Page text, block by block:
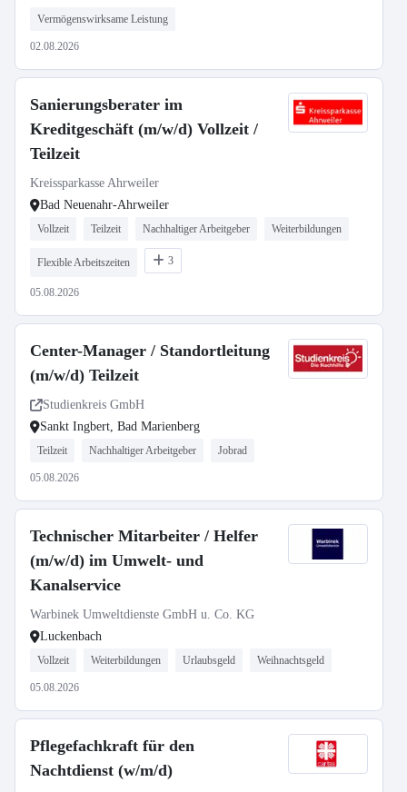
Vermögenswirksame Leistung
02.08.2026
Sanierungsberater im
Kreditgeschäft (m/w/d) Vollzeit /
Teilzeit
Kreissparkasse Ahrweiler
Bad Neuenahr-Ahrweiler
Vollzeit Teilzeit Nachhaltiger Arbeitgeber Weiterbildungen
Flexible Arbeitszeiten 3
05.08.2026
Center-Manager / Standortleitung
(m/w/d) Teilzeit
Studienkreis GmbH
Sankt Ingbert, Bad Marienberg
Teilzeit Nachhaltiger Arbeitgeber Jobrad
05.08.2026
Technischer Mitarbeiter / Helfer
(m/w/d) im Umwelt- und
Kanalservice
Warbinek Umweltdienste GmbH u. Co. KG
Luckenbach
Vollzeit Weiterbildungen Urlaubsgeld Weihnachtsgeld
05.08.2026
Pflegefachkraft für den
Nachtdienst (w/m/d)